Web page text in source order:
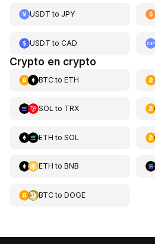
USDT to JPY
USDT to CAD
Crypto en crypto
BTCto ETH
SOL to TRX
ETH to SOL
ETH to BNB
BTCto DOGE